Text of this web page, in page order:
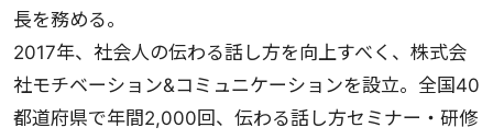
長を務める。
2017年、社会人の伝わる話し方を向上すべく、株式会
社モチベーション&コミュニケーションを設立。全国40
都道府県で年間2,000回、伝わる話し方セミナー・研修